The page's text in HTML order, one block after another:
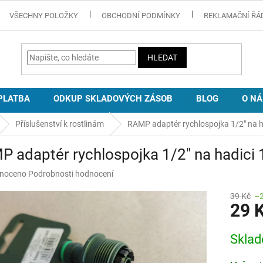
VŠECHNY POLOŽKY OBCHODNÍ PODMÍNKY REKLAMAČNÍ
HLEDAT
ODKUP SKLADOVÝCH ZÁSOB BLOG O
Příslušenství k rostlinám RAMP adaptér rychlospojka 1/2" na
adaptér rychlospojka 1/2" na hadici
Podrobnosti hodnocení
39 Kč
29
cena: